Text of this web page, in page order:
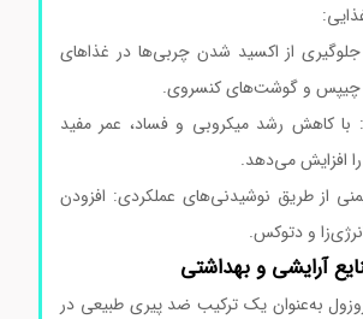
از اکسید شدن چربی‌ها در غذاهای
و گوشت‌های کنسروی.
کاهش رشد میکروبی و فساد، عمر مفید
می‌دهد.
از طریق نوشیدنی‌های عملکردی: افزودن
و دتوکس.
به‌عنوان یک ترکیب ضد پیری طبیعی در